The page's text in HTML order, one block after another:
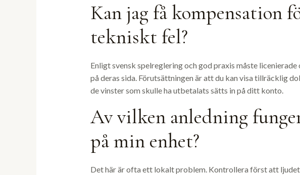
Kan jag få kompensation
tekniskt fel?
Enligt svensk spelreglering och god praxis måste
på deras sida. Förutsättningen är att du kan visa tillräcklig
de vinster som skulle ha utbetalats sätts in på ditt konto.
Av vilken anledning
på min enhet?
Det här är ofta ett lokalt problem. Kontrollera först att ljudet